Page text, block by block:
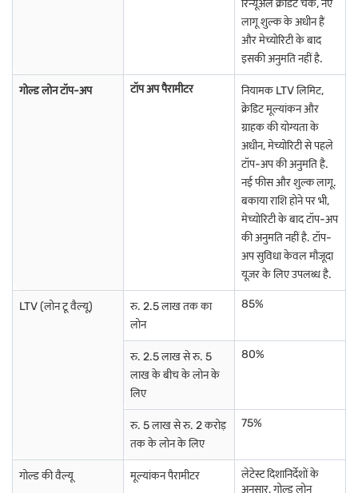
रिन्यूअल क्रेडिट चेक, नए
लागू शुल्क के अधीन हैं
और मेच्योरिटी के बाद
इसकी अनुमति नहीं है.
गोल्ड लोन टॉप-अप टॉप अप पैरामीटर
नियामक LTV लिमिट,
क्रेडिट मूल्यांकन और
ग्राहक की योग्यता के
अधीन, मेच्योरिटी से पहले
टॉप-अप की अनुमति है.
नई फीस और शुल्क लागू.
बकाया राशि होने पर भी,
मेच्योरिटी के बाद टॉप-अप
की अनुमति नहीं है. टॉप-
अप सुविधा केवल मौजूदा
यूज़र के लिए उपलब्ध है.
LTV (लोन टू वैल्यू)
रु. 2.5 लाख तक का
लोन
85%
रु. 2.5 लाख से रु. 5
लाख के बीच के लोन के
लिए
80%
रु. 5 लाख से रु. 2 करोड़
तक के लोन के लिए
75%
गोल्ड की वैल्यू मूल्यांकन पैरामीटर
लेटेस्ट दिशानिर्देशों के
अनुसार, गोल्ड लोन